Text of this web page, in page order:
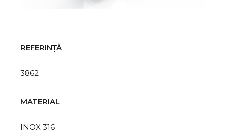
REFERINȚĂ
3862
MATERIAL
INOX 316